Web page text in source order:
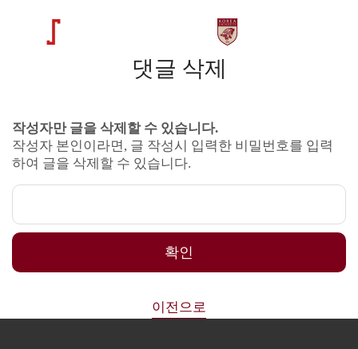
댓글 삭제
작성자만 글을 삭제할 수 있습니다.
작성자 본인이라면, 글 작성시 입력한 비밀번호를 입력
하여 글을 삭제할 수 있습니다.
확인
이전으로